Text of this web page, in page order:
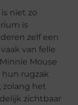
is niet zo
is
zelf een
van felle
Mouse
hun rugzak
zolang het
zichtbaar